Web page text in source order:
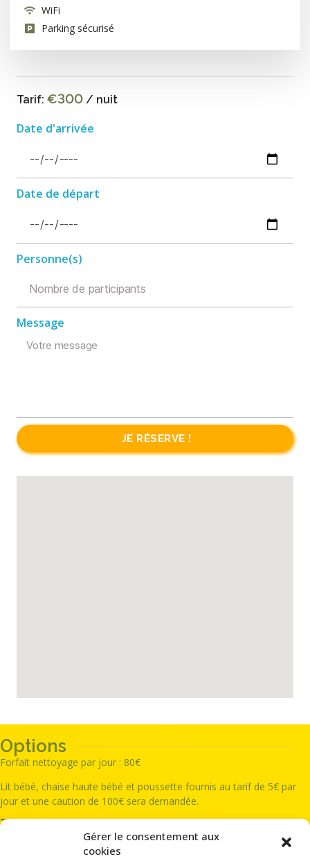
Gérer le consentement aux
cookies
WiFi
Parking sécurisé
Tarif: €300 / nuit
Date d'arrivée
Date de départ
Personne(s)
Message
JE RÉSERVE !
Options
Forfait nettoyage par jour : 80€
Lit bébé, chaise haute bébé et poussette fournis au tarif de 5€ par
jour et une caution de 100€ sera demandée.
Tarifs
Du1er décembreau30 avrilet du
1er juillet au 31
: 300€ la nuit (minimum 4 nuits)